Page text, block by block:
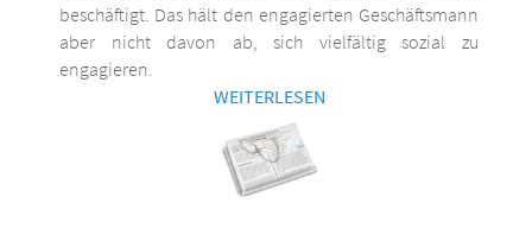
beschäftigt. Das hält den engagierten Geschäftsmann
aber nicht davon ab, sich vielfältig sozial zu
engagieren.
WEITERLESEN